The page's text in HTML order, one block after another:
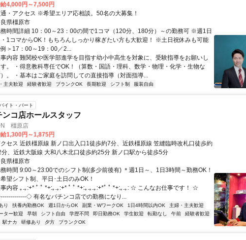
4,000円～7,500円
・アクセス ※希望エリア応相談。50名の大募集！
県橿原市
時間詳細 10：00～23：00の間で1コマ（120分、180分）～の勤務可 ※週1日
・1コマからOK！もちろんしっかり稼ぎたい方も大歓迎！ ※土日祝休みも可能
例＞17：00～19：00／2...
内容 難関校や医学部進学を目指す幼小中高生を対象に、受験指導をお願いし
す。 ・得意教科専任でOK！（算数・国語・理科、数学・物理・化学・生物な
）。 ・基本はご家庭を訪問しての直接指導（対面指導...
主夫歓迎 経験者歓迎 ブランクOK 長期歓迎 シフト制 服装自由
イト・パート
ンコ店ホールスタッフ
橿原店
1,300円～1,875円
セス 近鉄橿原線 新ノ口出入口1徒歩約7分、近鉄橿原線 笠縫臨時改札口徒歩約
分、近鉄大阪線 大和八木北口徒歩約25分 新ノ口駅から徒歩5分
県橿原市
時間 9:00～23:00でのシフト制(多少前後有) ＊週1日～、1日3時間～勤務OK！
希望シフト制、平日･土日のみOK！
内容 ｡.｡:+* ﾟ ﾟ *+:｡.｡:+* ﾟ ﾟ *+:｡.｡.｡:+*ﾟ ﾟ *+:｡.｡: ☆ こんなお仕事です！ ☆
有名なパチンコ店での勤務になり...
り 扶養内勤務OK 週1日からOK 副業・WワークOK 1日4時間以内OK
主婦・主夫歓迎
ター歓迎
早朝 シフト自由 学歴不問 即日勤務OK 学生歓迎 転勤なし 午前
経験者歓迎
駅ナカ 研修あり 夕方 ブランクOK